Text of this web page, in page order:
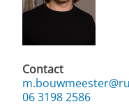
Contact
06 3198 2586